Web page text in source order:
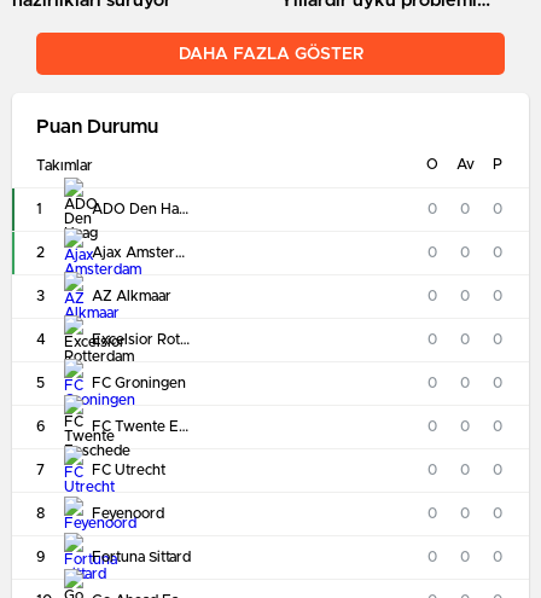
uyuyamıyorum
DAHA FAZLA GÖSTER
Puan Durumu
Takımlar O Av P
1 ADO Den Haag 0 0 0
2 Ajax Amsterdam 0 0 0
3 AZ Alkmaar 0 0 0
4 Excelsior Rotterdam 0 0 0
5 FC Groningen 0 0 0
6 FC Twente Enschede 0 0 0
7 FC Utrecht 0 0 0
8 Feyenoord 0 0 0
9 Fortuna Sittard 0 0 0